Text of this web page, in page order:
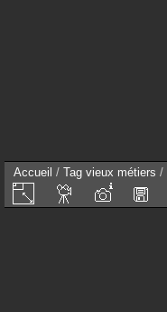
Accueil / Tag vieux métiers /